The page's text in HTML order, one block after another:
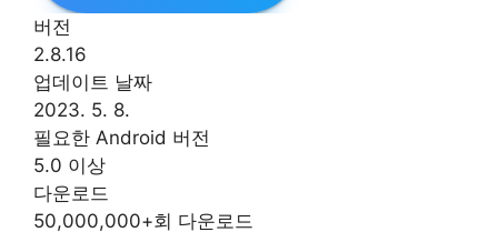
버전
2.8.16
업데이트 날짜
2023. 5. 8.
필요한 Android 버전
5.0 이상
다운로드
50,000,000+회 다운로드